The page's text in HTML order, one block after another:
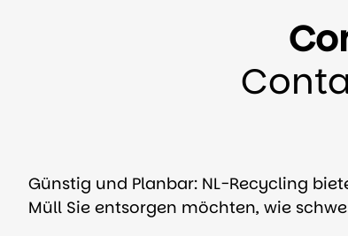
Günstig und Planbar: NL-Recycling
Müll Sie entsorgen möchten, wie